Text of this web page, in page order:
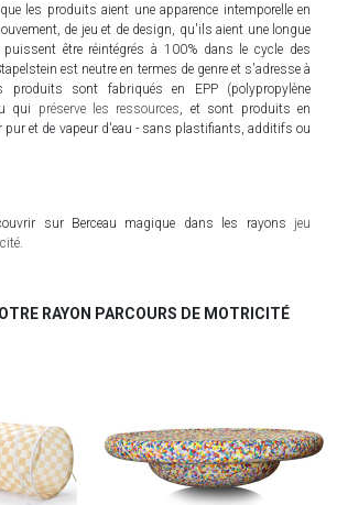
les produits aient une apparence intemporelle en
de jeu et de design, qu'ils aient une longue
être réintégrés à 100% dans le cycle des
est neutre en termes de genre et s'adresse à
produits sont fabriqués en EPP (polypropylène
qui préserve les ressources
, et sont produits en
pur et de vapeur d'eau - sans plastifiants, additifs ou
sur Berceau magique dans les rayons jeu
RAYON PARCOURS DE MOTRICITÉ